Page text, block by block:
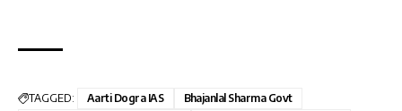
TAGGED: Aarti Dogra IAS
Bhajanlal Sharma Govt